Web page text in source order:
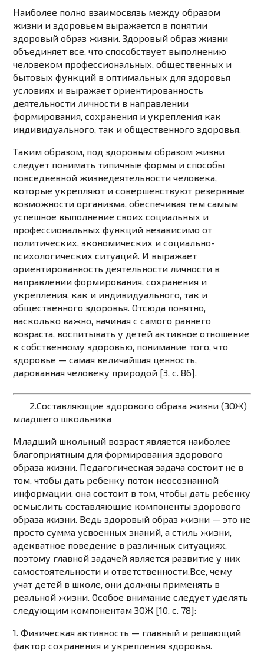
Наиболее полно взаимосвязь между образом
жизни и здоровьем выражается в понятии
здоровый образ жизни. Здоровый образ жизни
объединяет все, что способствует выполнению
человеком профессиональных, общественных и
бытовых функций в оптимальных для здоровья
условиях и выражает ориентированность
деятельности личности в направлении
формирования, сохранения и укрепления как
индивидуального, так и общественного здоровья.
Таким образом, под здоровым образом жизни
следует понимать типичные формы и способы
повседневной жизнедеятельности человека,
которые укрепляют и совершенствуют резервные
возможности организма, обеспечивая тем самым
успешное выполнение своих социальных и
профессиональных функций независимо от
политических, экономических и социально-
психологических ситуаций. И выражает
ориентированность деятельности личности в
направлении формирования, сохранения и
укрепления, как и индивидуального, так и
общественного здоровья. Отсюда понятно,
насколько важно, начиная с самого раннего
возраста, воспитывать у детей активное отношение
к собственному здоровью, понимание того, что
здоровье — самая величайшая ценность,
дарованная человеку природой [3, c. 86].
2.Составляющие здорового образа жизни (ЗОЖ)
младшего школьника
Младший школьный возраст является наиболее
благоприятным для формирования здорового
образа жизни. Педагогическая задача состоит не в
том, чтобы дать ребенку поток неосознанной
информации, она состоит в том, чтобы дать ребенку
осмыслить составляющие компоненты здорового
образа жизни. Ведь здоровый образ жизни — это не
просто сумма усвоенных знаний, а стиль жизни,
адекватное поведение в различных ситуациях,
поэтому главной задачей является развитие у них
самостоятельности и ответственности.Все, чему
учат детей в школе, они должны применять в
реальной жизни. Особое внимание следует уделять
следующим компонентам ЗОЖ [10, c. 78]:
1. Физическая активность — главный и решающий
фактор сохранения и укрепления здоровья.